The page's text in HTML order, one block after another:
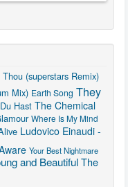
(superstars Remix)
Mix) Earth Song They
Hast The Chemical
Where Is My Mind
Ludovico Einaudi -
Your Best Nightmare
and BeautifulThe